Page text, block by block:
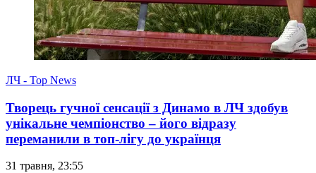
ЛЧ - Top News
Творець гучної сенсації з Динамо в ЛЧ здобув
унікальне чемпіонство – його відразу
переманили в топ-лігу до українця
31 травня, 23:55